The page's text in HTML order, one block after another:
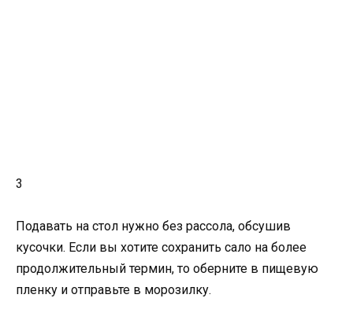
3
Подавать на стол нужно без рассола, обсушив
кусочки. Если вы хотите сохранить сало на более
продолжительный термин, то оберните в пищевую
пленку и отправьте в морозилку.